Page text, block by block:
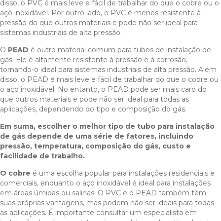
disso, o PVC é mais leve e fácil de trabalhar do que o cobre ou o
aço inoxidável. Por outro lado, o PVC é menos resistente à
pressão do que outros materiais e pode não ser ideal para
sistemas industriais de alta pressão.
O PEAD é outro material comum para tubos de instalação de
gás. Ele é altamente resistente à pressão e à corrosão,
tornando-o ideal para sistemas industriais de alta pressão. Além
disso, o PEAD é mais leve e fácil de trabalhar do que o cobre ou
o aço inoxidável. No entanto, o PEAD pode ser mais caro do
que outros materiais e pode não ser ideal para todas as
aplicações, dependendo do tipo e composição do gás.
Em suma, escolher o melhor tipo de tubo para instalação
de gás depende de uma série de fatores, incluindo
pressão, temperatura, composição do gás, custo e
facilidade de trabalho.
O cobre é uma escolha popular para instalações residenciais e
comerciais, enquanto o aço inoxidável é ideal para instalações
em áreas úmidas ou salinas. O PVC e o PEAD também têm
suas próprias vantagens, mas podem não ser ideais para todas
as aplicações. É importante consultar um especialista em